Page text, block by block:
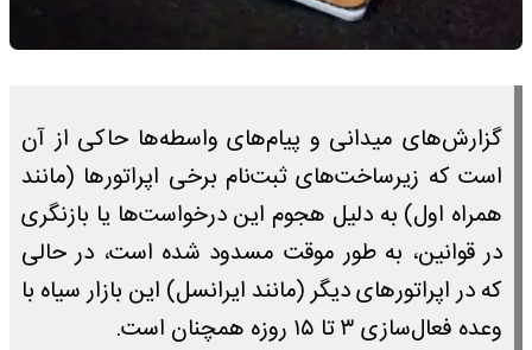
گزارش‌های میدانی و پیام‌های واسطه‌ها حاکی از آن
است که زیرساخت‌های ثبت‌نام برخی اپراتورها (مانند
همراه اول) به دلیل هجوم این درخواست‌ها یا بازنگری
در قوانین، به طور موقت مسدود شده است، در حالی
که در اپراتورهای دیگر (مانند ایرانسل) این بازار سیاه با
وعده فعال‌سازی ۳ تا ۱۵ روزه همچنان است.